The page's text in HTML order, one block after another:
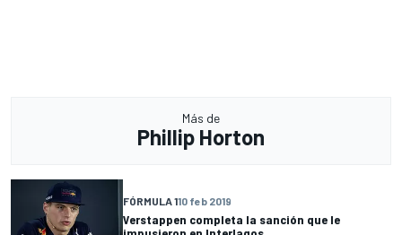
Más de
Phillip Horton
FÓRMULA 110 feb 2019
Verstappen completa la sanción que le